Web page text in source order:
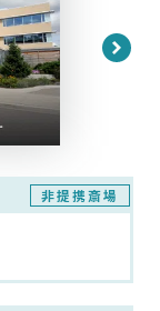
非提携斎場